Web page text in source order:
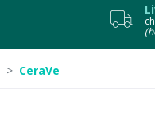
CeraVe